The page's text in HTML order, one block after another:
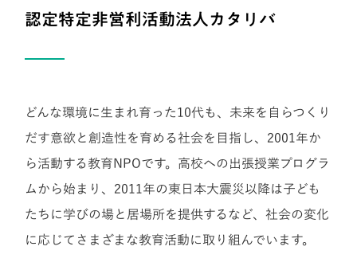
認定特定非営利活動法人カタリバ
どんな環境に生まれ育った10代も、未来を自らつくり
だす意欲と創造性を育める社会を目指し、2001年か
ら活動する教育NPOです。高校への出張授業プログラ
ムから始まり、2011年の東日本大震災以降は子ども
たちに学びの場と居場所を提供するなど、社会の変化
に応じてさまざまな教育活動に取り組んでいます。